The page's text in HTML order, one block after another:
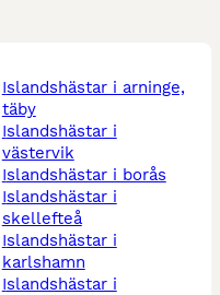
islandshästar i arninge,
täby
islandshästar i
västervik
islandshästar i borås
islandshästar i
skellefteå
islandshästar i
karlshamn
islandshästar i